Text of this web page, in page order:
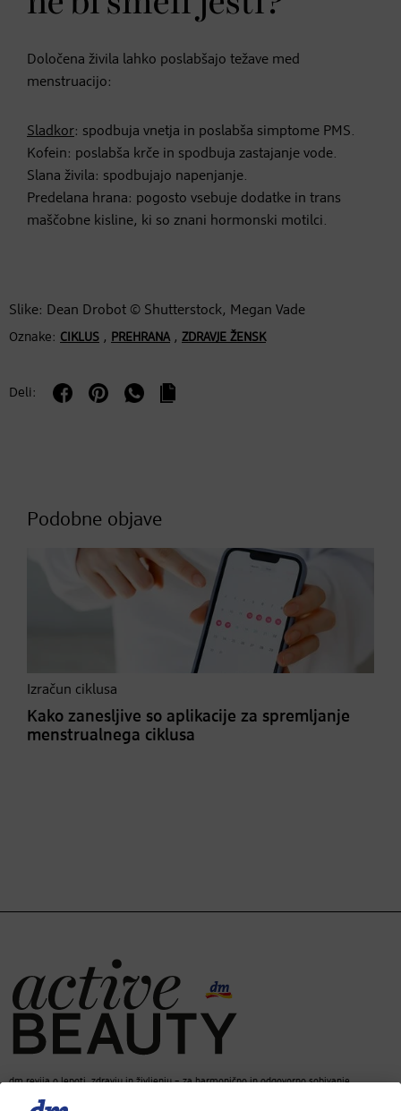
Določena živila lahko poslabšajo težave med
menstruacijo:
Sladkor: spodbuja vnetja in poslabša simptome PMS.
Kofein: poslabša krče in spodbuja zastajanje vode.
Slana živila: spodbujajo napenjanje.
Predelana hrana: pogosto vsebuje dodatke in trans
maščobne kisline, ki so znani hormonski motilci.
Slike: Dean Drobot © Shutterstock, Megan Vade
Oznake: CIKLUS , PREHRANA, ZDRAVJE ŽENSK
Deli:
Podobne objave
Izračun ciklusa
Kako zanesljive so aplikacije za spremljanje
menstrualnega ciklusa
dm revija o lepoti, zdravju in življenju – za harmonično in odgovorno sobivanje.